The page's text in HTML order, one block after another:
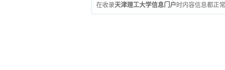
在收录天津理工大学信息门户时内容信息都正